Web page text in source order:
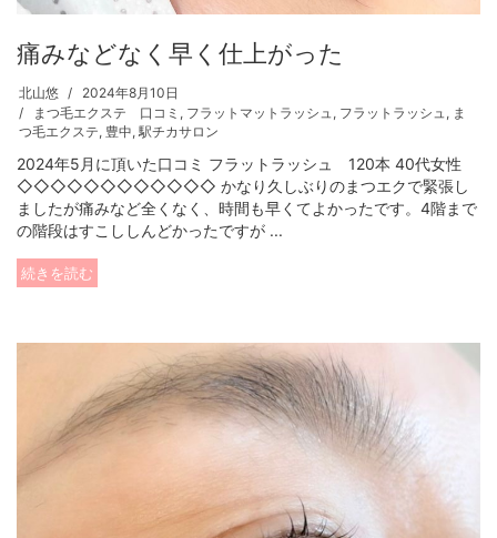
痛みなどなく早く仕上がった
北山悠
2024年8月10日
まつ毛エクステ 口コミ , フラットマットラッシュ , フラットラッシュ , ま
つ毛エクステ, 豊中, 駅チカサロン
2024年5月に頂いた口コミ フラットラッシュ 120本 40代女性
◇◇◇◇◇◇◇◇◇◇◇◇ かなり久しぶりのまつエクで緊張し
ましたが痛みなど全くなく、時間も早くてよかったです。4階まで
の階段はすこししんどかったですが ...
続きを読む